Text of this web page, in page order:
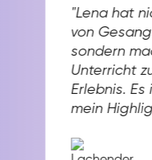
"Lena hat
von
sondern
Unterricht
Erlebnis.
mein